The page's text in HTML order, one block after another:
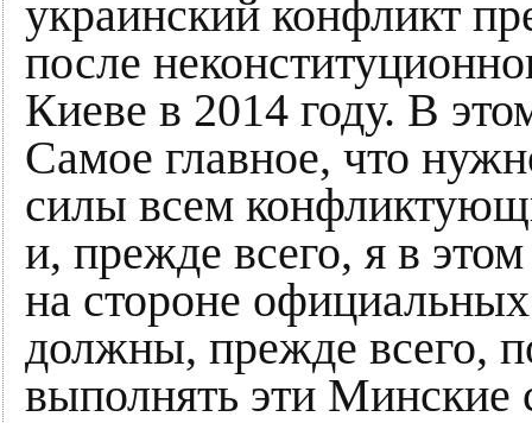
украинский конфликт
после
Киеве в 2014 году. В
Самое главное, что
силы всем
и, прежде всего, я в
на стороне
должны, прежде всего,
выполнять эти Минские